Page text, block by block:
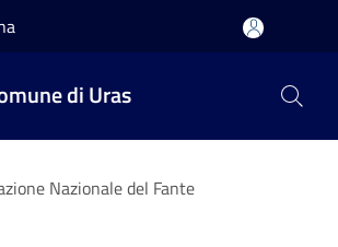
di Uras
Nazionale del Fante